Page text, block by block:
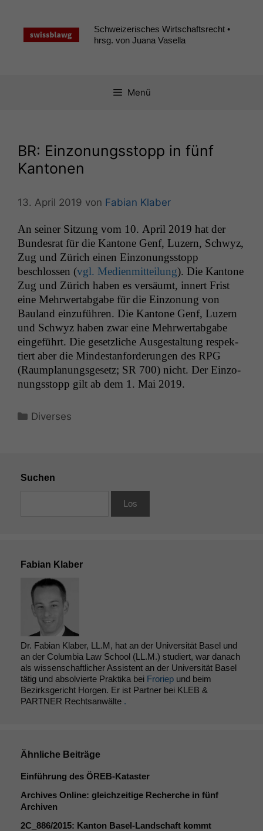
springen
Schweizerisches Wirtschaftsrecht •
hrsg. von Juana Vasella
Menü
BR: Einzonungsstopp in fünf
Kantonen
13. April 2019 von Fabian Klaber
An sein­er Sitzung vom 10. April 2019 hat der
Bun­desrat für die Kan­tone Genf, Luzern, Schwyz,
Zug und Zürich einen Ein­zo­nungsstopp
beschlossen (vgl. Medi­en­mit­teilung). Die Kan­tone
Zug und Zürich haben es ver­säumt, innert Frist
eine Mehrw­ertab­gabe für die Ein­zo­nung von
Bauland einzuführen. Die Kan­tone Genf, Luzern
und Schwyz haben zwar eine Mehrw­ertab­gabe
einge­führt. Die geset­zliche Aus­gestal­tung respek­
tiert aber die Min­destanforderun­gen des RPG
(Raum­pla­nungs­ge­setz; SR 700) nicht. Der Ein­zo­
nungsstopp gilt ab dem 1. Mai 2019.
Kategorien
Diverses
Suchen
Fabian Klaber
Dr. Fabian Klaber, LL.M, hat an der Universität Basel und
an der Columbia Law School (LL.M.) studiert, war danach
als wissenschaftlicher Assistent an der Universität Basel
tätig und absolvierte Praktika bei Froriep und beim
Bezirksgericht Horgen. Er ist Partner bei KLEB &
PARTNER Rechtsanwälte .
Ähnliche Beiträge
Einführung des ÖREB-Kataster
Archives Online: gleichzeitige Recherche in fünf
Archiven
2C_886/2015: Kanton Basel-Landschaft kommt